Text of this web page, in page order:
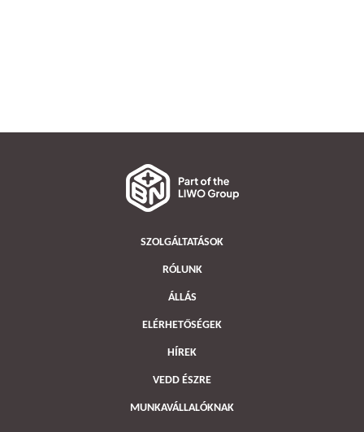
SZOLGÁLTATÁSOK
RÓLUNK
ÁLLÁS
ELÉRHETŐSÉGEK
HÍREK
VEDD ÉSZRE
MUNKAVÁLLALÓKNAK